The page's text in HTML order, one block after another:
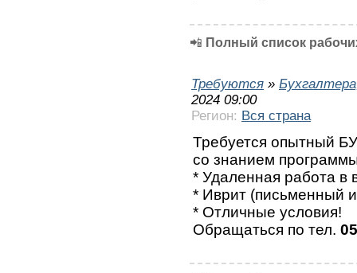
📲 Полный список
Требуются »
2024 09:00
Регион: Вся страна
Требуется опытный
со знанием
* Удаленная работа в
* Иврит (письменный
* Отличные условия!
Обращаться по тел.